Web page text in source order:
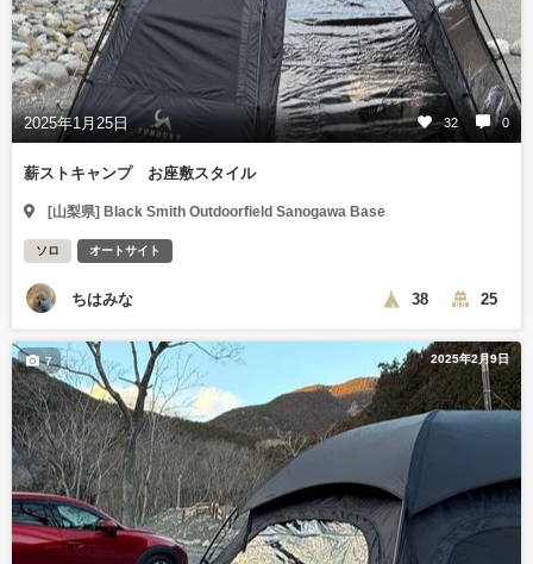
2025年1月25日 32 0
薪ストキャンプ お座敷スタイル
[山梨県] Black Smith Outdoorfield Sanogawa Base
ソロ オートサイト
ちはみな 38 25
2025年2月9日
7